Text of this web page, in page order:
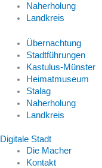
Naherholung
Landkreis
Übernachtung
Stadtführungen
Kastulus-Münster
Heimatmuseum
Stalag
Naherholung
Landkreis
Digitale Stadt
Die Macher
Kontakt